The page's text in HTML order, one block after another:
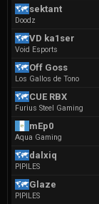
sektant
Doodz
VD ka1ser
Void Esports
Off Goss
Los Gallos de Tono
CUE RBX
Furius Steel Gaming
mEp0
Aqua Gaming
dalxiq
PIPILES
Glaze
PIPILES